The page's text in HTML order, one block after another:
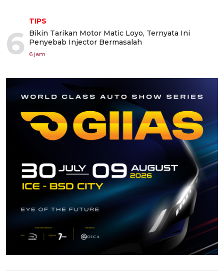
6
TIPS
Bikin Tarikan Motor Matic Loyo, Ternyata Ini
Penyebab Injector Bermasalah
6 jam